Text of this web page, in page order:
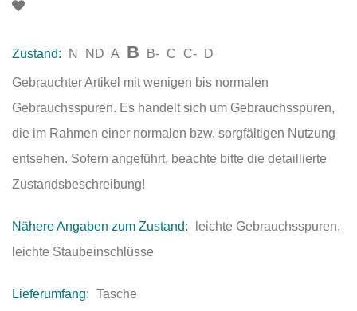
Zustand: N ND A B B- C C- D
Gebrauchter Artikel mit wenigen bis normalen
Gebrauchsspuren. Es handelt sich um Gebrauchsspuren,
die im Rahmen einer normalen bzw. sorgfältigen Nutzung
entsehen. Sofern angeführt, beachte bitte die detaillierte
Zustandsbeschreibung!
Nähere Angaben zum Zustand:
leichte Gebrauchsspuren,
leichte Staubeinschlüsse
Lieferumfang: Tasche